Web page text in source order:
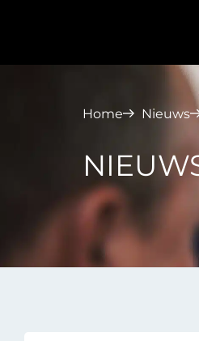
Home Nieuws